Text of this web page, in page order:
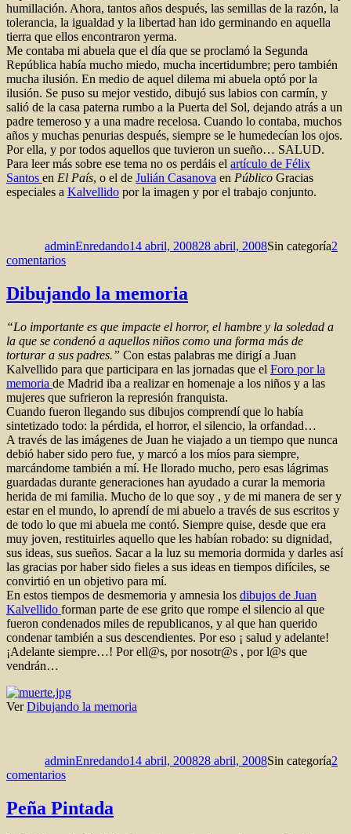
humillación. Ahora, tantos años después, las semillas de la razón, la
tolerancia, la igualdad y la libertad han ido germinando en aquella
tierra que ellos encontraron yerma.
Me contaba mi abuela que el día que se proclamó la Segunda
República había mucho miedo, mucha incertidumbre; pero también
mucha ilusión. En medio de aquel dilema mi abuela optó por la
ilusión. Se puso su mejor vestido, dibujó sus labios con carmín, y
salió de la casa paterna rumbo a la Puerta del Sol, dejando atrás a un
padre temeroso y a una madre recelosa. Cuando lo contaba, muchos
años y muchas penurias después, siempre se le humedecían los ojos.
Por ella, y por todos aquellos que tuvieron un sueño… SALUD.
Para leer más sobre ese tema no os perdáis el artículo de Félix
Santos en El País, o el de Julián Casanova en Público Gracias
especiales a Kalvellido por la imagen y por el trabajo conjunto.
adminEnredando14 abril, 200828 abril, 2008Sin categoría2
comentariosen
memoriam»
Dibujando la memoria
“Lo importante es que impacte el horror, el hambre y la soledad a
la que se condenó a aquellos niños como una forma más de
torturar a sus padres.” Con estas palabras me dirigí a Juan
Kalvellido para que participara en las jornadas que el Foro por la
memoria de Madrid iba a realizar en homenaje a los niños y a las
mujeres que sufrieron la represión franquista.
Cuando fueron llegando sus dibujos comprendí que lo había
sintetizado todo: la pérdida, el horror, el silencio, la orfandad…
A través de las imágenes de Juan he viajado a un tiempo que nunca
debió haber sido pero fue, y marcó a los míos para siempre,
marcándome también a mí. He llorado mucho, pero esas lágrimas
guardadas durante generaciones han ayudado a curar la memoria
herida de mi familia. Mucho de lo que soy , y de mi manera de ser y
estar en el mundo, lo aprendí de mi abuelo a través de sus escritos y
de todo lo que mi abuela me contó. Siempre quise, desde que era
muy joven, restituirles aquello que les habían robado: su dignidad,
sus ideas, sus sueños. Sacar a la luz su memoria dormida y darles así
las gracias por haber sido fieles a sus ideas en tiempos difíciles, se
convirtió en un objetivo para mí.
En estos tiempos de desmemoria y amnesia los dibujos de Juan
Kalvellido forman parte de ese grito que rompe el silencio al que
fueron condenados miles de republicanos, y al que han querido
condenar también a sus descendientes. Por eso ¡ salud y adelante!
¡Adelante siempre…! Por ell@s, por nosotr@s , por l@s que
vendrán…
VerDibujando la memoria
adminEnredando14 abril, 200828 abril, 2008Sin categoría2
comentariosen
la
memoria
Peña Pintada